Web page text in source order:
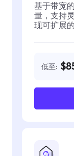
基于带宽
量，支持
现可扩展
低至: